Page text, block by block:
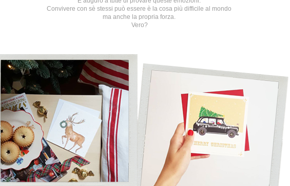
Convivere con sè stessi può essere è la cosa più difficile al mondo
ma anche la propria forza.
Vero?